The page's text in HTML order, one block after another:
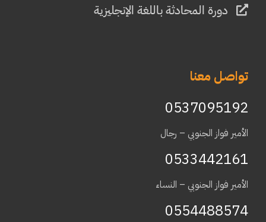
دورة المحادثة باللغة الإنجليزية
تواصل معنا
0537095192
الأمير فواز الجنوبي – رجال
0533442161
الأمير فواز الجنوبي – النساء
0554488574